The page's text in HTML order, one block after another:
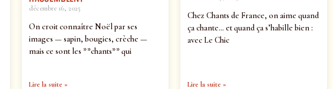
décembre 16, 2025
On croit connaître Noël par ses
images — sapin, bougies, crèche —
mais ce sont les **chants** qui
Lire la suite »
Chez Chants de France, on aime quand
ça chante… et quand ça s’habille bien :
avec Le Chic
Lire la suite »